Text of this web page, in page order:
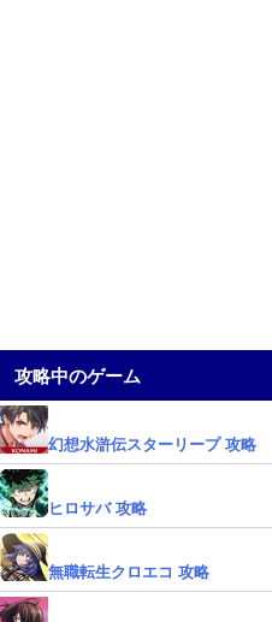
攻略中のゲーム
幻想水滸伝スターリープ 攻略
ヒロサバ 攻略
無職転生クロエコ 攻略